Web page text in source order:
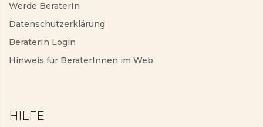
Werde BeraterIn
Datenschutzerklärung
BeraterIn Login
Hinweis für BeraterInnen im Web
HILFE